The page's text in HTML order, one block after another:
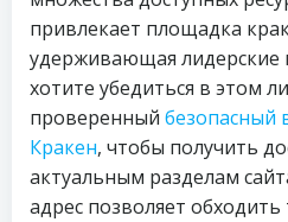
привлекает площадка
удерживающая лидерские
хотите убедиться в этом
проверенный безопасный
Кракен, чтобы получить
актуальным разделам
адрес позволяет обходить